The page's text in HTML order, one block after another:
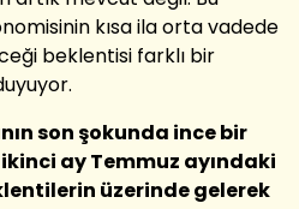
kısa ila orta vadede
beklentisi farklı bir
son şokunda ince bir
ay Temmuz ayındaki
üzerinde gelerek